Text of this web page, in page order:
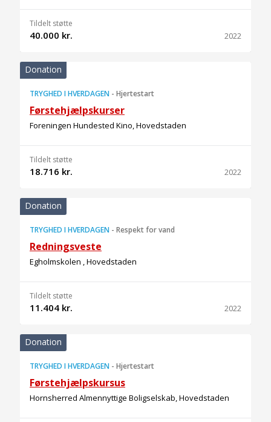
Tildelt støtte
40.000 kr. 2022
Donation
TRYGHED I HVERDAGEN - Hjertestart
Førstehjælpskurser
Foreningen Hundested Kino, Hovedstaden
Tildelt støtte
18.716 kr. 2022
Donation
TRYGHED I HVERDAGEN - Respekt for vand
Redningsveste
Egholmskolen , Hovedstaden
Tildelt støtte
11.404 kr. 2022
Donation
TRYGHED I HVERDAGEN - Hjertestart
Førstehjælpskursus
Hornsherred Almennyttige Boligselskab, Hovedstaden